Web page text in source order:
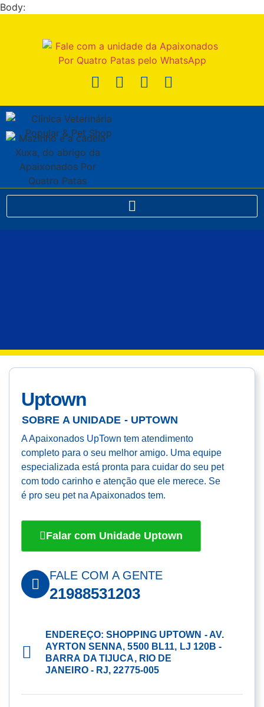
Body:
Uptown
SOBRE A UNIDADE - UPTOWN
A Apaixonados UpTown tem atendimento
completo para o seu melhor amigo. Uma equipe
especializada está pronta para cuidar do seu pet
com todo carinho e atenção que ele merece. Se
é pro seu pet na Apaixonados tem.
Falar com Unidade Uptown
FALE COM A GENTE
21988531203
ENDEREÇO: SHOPPING UPTOWN - AV.
AYRTON SENNA, 5500 BL11, LJ 120B -
BARRA DA TIJUCA, RIO DE
JANEIRO - RJ, 22775-005